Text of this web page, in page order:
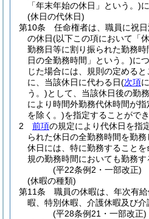
「年末年始の休日」という。)
(休日の代休日)
第10条
任命権者は、職員に祝
の休日(以下この項において「
勤務日等に割り振られた勤務時
日の全勤務時間」という。)に
じた場合には、規則の定める
に、当該休日に代わる日(次項
う。)として、当該休日後の勤
により時間外勤務代休時間が
を除く。)を指定することができ
2
前項の規定により代休日を指
られた休日の全勤務時間を勤
休日には、特に勤務すること
規の勤務時間においても勤務す
(平22条例2・一部改正)
(休暇の種類)
第11条
職員の休暇は、年次有
暇、特別休暇、介護休暇及び介
(平28条例21・一部改正)